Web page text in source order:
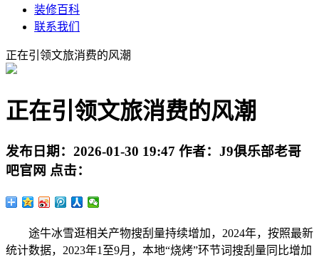
装修百科
联系我们
正在引领文旅消费的风潮
正在引领文旅消费的风潮
发布日期： 2026-01-30 19:47 作者： J9俱乐部老哥
吧官网 点击：
途牛冰雪逛相关产物搜刮量持续增加，2024年，按照最新
统计数据，2023年1至9月，本地“烧烤”环节词搜刮量同比增加